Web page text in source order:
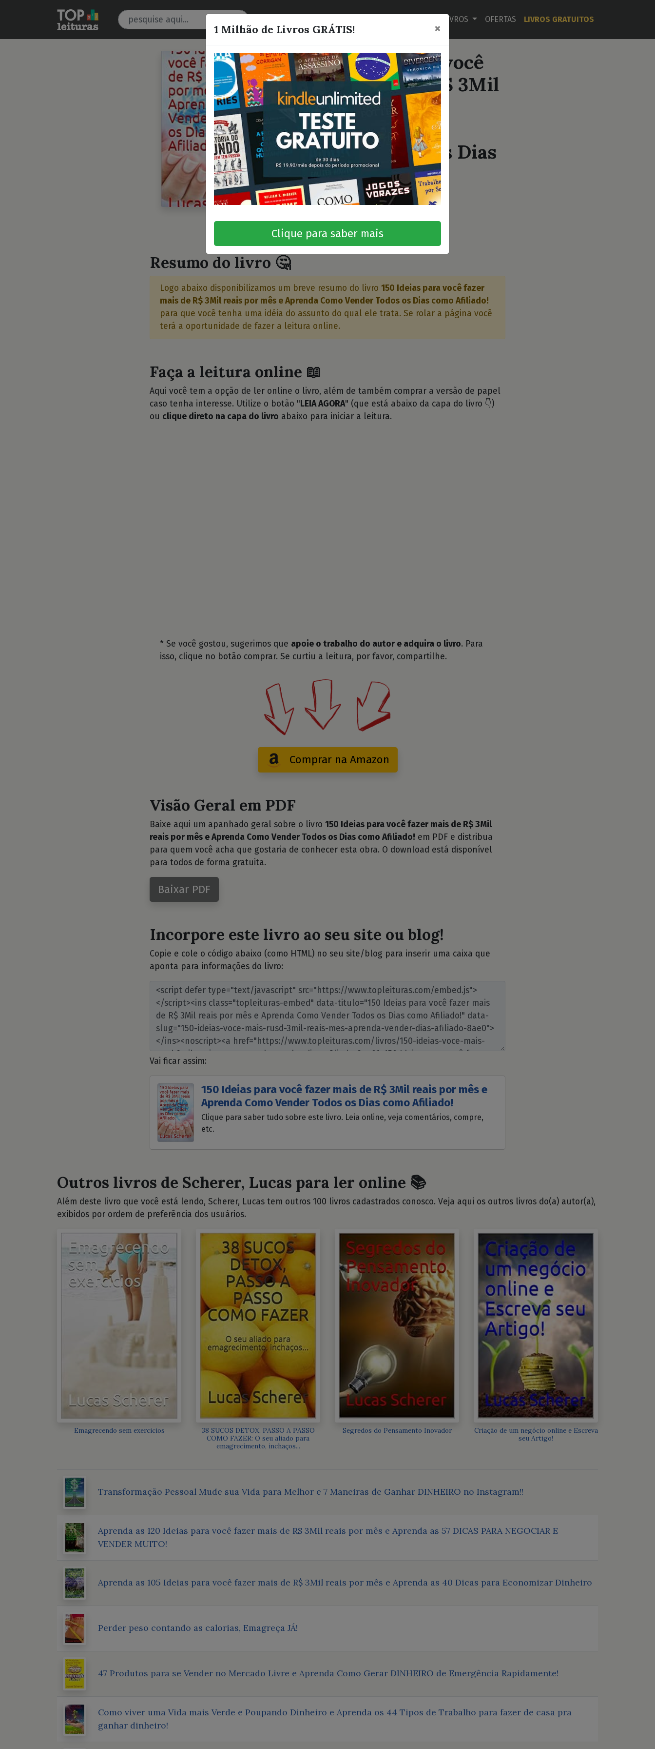
LIVROS OFERTAS LIVROS GRATUITOS
150 Ideias para você
fazer mais de R$ 3Mil
reais por mês e
Aprenda Como
Vender Todos os Dias
como Afiliado!
Scherer, Lucas
Quero este livro!
Resumo do livro 🤔
Logo abaixo disponibilizamos um breve resumo do livro 150 Ideias para você fazer
mais de R$ 3Mil reais por mês e Aprenda Como Vender Todos os Dias como Afiliado!
para que você tenha uma idéia do assunto do qual ele trata. Se rolar a página você
terá a oportunidade de fazer a leitura online.
Faça a leitura online 📖
Aqui você tem a opção de ler online o livro, além de também comprar a versão de papel
caso tenha interesse. Utilize o botão " LEIA AGORA" (que está abaixo da capa do livro 👇)
ou clique direto na capa do livro abaixo para iniciar a leitura.
* Se você gostou, sugerimos que apoie o trabalho do autor e adquira o livro. Para
isso, clique no botão comprar. Se curtiu a leitura, por favor, compartilhe.
Comprar na Amazon
Visão Geral em PDF
Baixe aqui um apanhado geral sobre o livro 150 Ideias para você fazer mais de R$ 3Mil
reais por mês e Aprenda Como Vender Todos os Dias como Afiliado! em PDF e distribua
para quem você acha que gostaria de conhecer esta obra. O download está disponível
para todos de forma gratuita.
Baixar PDF
Incorpore este livro ao seu site ou blog!
Copie e cole o código abaixo (como HTML) no seu site/blog para inserir uma caixa que
aponta para informações do livro:
Vai ficar assim:
150 Ideias para você fazer mais de R$ 3Mil reais por mês e
Aprenda Como Vender Todos os Dias como Afiliado!
Clique para saber tudo sobre este livro. Leia online, veja comentários, compre,
etc.
Outros livros de Scherer, Lucas para ler online 📚
Além deste livro que você está lendo, Scherer, Lucas tem outros 100 livros cadastrados conosco. Veja aqui os outros livros do(a) autor(a),
exibidos por ordem de preferência dos usuários.
Emagrecendo sem exercicios
38 SUCOS DETOX, PASSO A PASSO
COMO FAZER: O seu aliado para
emagrecimento, inchaços...
Segredos do Pensamento Inovador
Criação de um negócio online e Escreva
seu Artigo!
Transformação Pessoal Mude sua Vida para Melhor e 7 Maneiras de Ganhar DINHEIRO no Instagram!!
Aprenda as 120 Ideias para você fazer mais de R$ 3Mil reais por mês e Aprenda as 57 DICAS PARA NEGOCIAR E
VENDER MUITO!
Aprenda as 105 Ideias para você fazer mais de R$ 3Mil reais por mês e Aprenda as 40 Dicas para Economizar Dinheiro
Perder peso contando as calorias, Emagreça JÁ!
47 Produtos para se Vender no Mercado Livre e Aprenda Como Gerar DINHEIRO de Emergência Rapidamente!
Como viver uma Vida mais Verde e Poupando Dinheiro e Aprenda os 44 Tipos de Trabalho para fazer de casa pra
ganhar dinheiro!
1 Milhão de Livros GRÁTIS! ×
Clique para saber mais